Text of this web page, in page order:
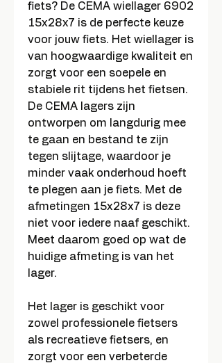
fiets? De CEMA wiellager 6902
15x28x7 is de perfecte keuze
voor jouw fiets. Het wiellager is
van hoogwaardige kwaliteit en
zorgt voor een soepele en
stabiele rit tijdens het fietsen.
De CEMA lagers zijn
ontworpen om langdurig mee
te gaan en bestand te zijn
tegen slijtage, waardoor je
minder vaak onderhoud hoeft
te plegen aan je fiets. Met de
afmetingen 15x28x7 is deze
niet voor iedere naaf geschikt.
Meet daarom goed op wat de
huidige afmeting is van het
lager.
Het lager is geschikt voor
zowel professionele fietsers
als recreatieve fietsers, en
zorgt voor een verbeterde